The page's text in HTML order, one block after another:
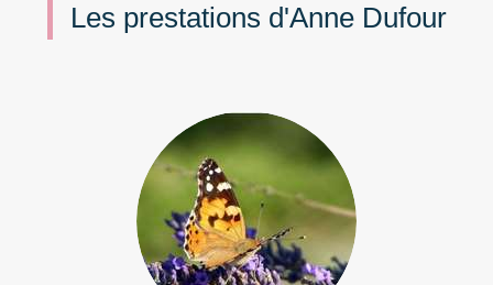
Les prestations d'Anne Dufour